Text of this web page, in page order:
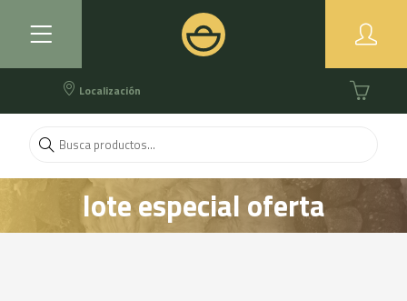
Localización
lote especial oferta